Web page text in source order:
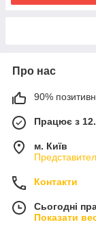
Про нас
90%
Працює з
м. Київ
Контакти
Сьогодні
Показати